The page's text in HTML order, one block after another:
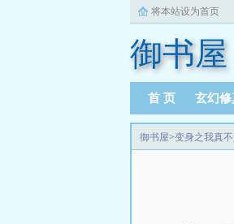
将本站设为首页
御书屋
首 页 玄幻修
御书屋>变身之我真